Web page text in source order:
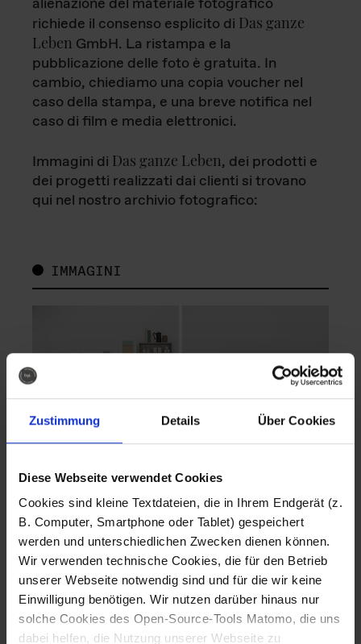
Zustimmung Details Über Cookies
Diese Webseite verwendet Cookies
Cookies sind kleine Textdateien, die in Ihrem Endgerät (z.
B. Computer, Smartphone oder Tablet) gespeichert
werden und unterschiedlichen Zwecken dienen können.
Wir verwenden technische Cookies, die für den Betrieb
unserer Webseite notwendig sind und für die wir keine
Einwilligung benötigen. Wir nutzen darüber hinaus nur
solche Cookies des Open-Source-Tools Matomo, die uns
dabei helfen, die Nutzung unserer Webseite zu
richiede il consenso esplicito di Das ganze
Leben GmbH. La ristampa e la
pubblicazione delle foto è gratuita. In
cambio, chiediamo una copia voucher nel
caso della stampa, e una breve notifica nel
caso di film e media elettronici.
Immagini di Das ganze Leben, dei prodotti e
dei progetti realizzati dai clienti si trovano
qui nel nostro archivio fotografico:
IMMAGINI
Fotografo: Lorenz
Sternbach
Download
Fotografo: Lorenz
Sternbach
Download